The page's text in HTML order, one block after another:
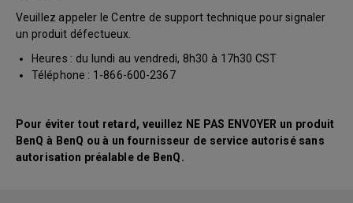
Veuillez appeler le Centre de support technique pour signaler
un produit défectueux.
Heures : du lundi au vendredi, 8h30 à 17h30 CST
Téléphone : 1-866-600-2367
Pour éviter tout retard, veuillez NE PAS ENVOYER un produit
BenQ à BenQ ou à un fournisseur de service autorisé sans
autorisation préalable de BenQ.